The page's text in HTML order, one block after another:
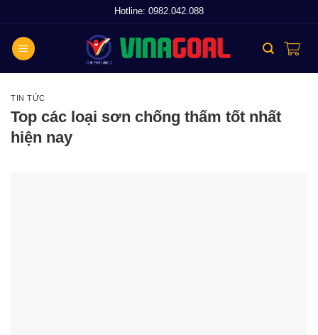
to
content
Hotline: 0982.042.088
TIN TỨC
Top các loại sơn chống thấm tốt nhất
hiện nay